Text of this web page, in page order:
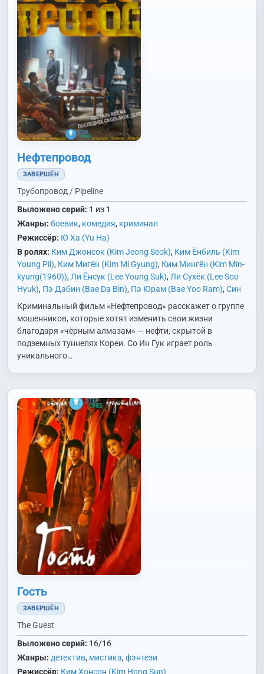
Нефтепровод
ЗАВЕРШЁН
Трубопровод / Pipeline
Выложено серий: 1 из 1
Жанры: боевик, комедия, криминал
Режиссёр: Ю Ха (Yu Ha)
В ролях: Ким Джонсок (Kim Jeong Seok), Ким Ёнбиль (Kim
Young Pil), Ким Мигён (Kim Mi Gyung), Ким Мингён (Kim Min-
kyung(1960)), Ли Ёнсук (Lee Young Suk), Ли Сухёк (Lee Soo
Hyuk), Пэ Дабин (Bae Da Bin), Пэ Юрам (Bae Yoo Ram),Син
Юрам (Sin Yoo Ram)
Со Донвон (Seo Dong Won)
(Seo In Gook)
Соль Чэгын (Seol Jae Geun)
Тхэ Ханхо (Tae
Hang Ho)
Чи Дэхан (Ji Dae Han)
Чон Джэгван (Jung Jae
Ым Мунсок (Eum Moon Suk),
Ю Сынмок (Yoo Seung
Криминальный фильм «Нефтепровод» расскажет о группе
мошенников, которые хотят изменить свои жизни
благодаря «чёрным алмазам» — нефти, скрытой в
подземных туннелях Кореи. Со Ин Гук играет роль
уникального…
Гость
ЗАВЕРШЁН
The Guest
Выложено серий: 16/16
Жанры: детектив, мистика, фэнтези
Режиссёр: Ким Хонсон (Kim Hong Sun)